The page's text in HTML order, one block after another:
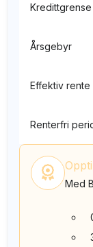
Kredittgrense
Årsgebyr
Effektiv rente
Renterfri
Med